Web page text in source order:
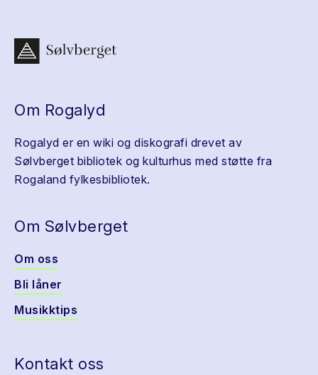
Om Rogalyd
Rogalyd er en wiki og diskografi drevet av
Sølvberget bibliotek og kulturhus med støtte fra
Rogaland fylkesbibliotek.
Om Sølvberget
Om oss
Bli låner
Musikktips
Kontakt oss